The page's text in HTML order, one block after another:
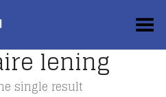
Toggle Menu
lening
single result